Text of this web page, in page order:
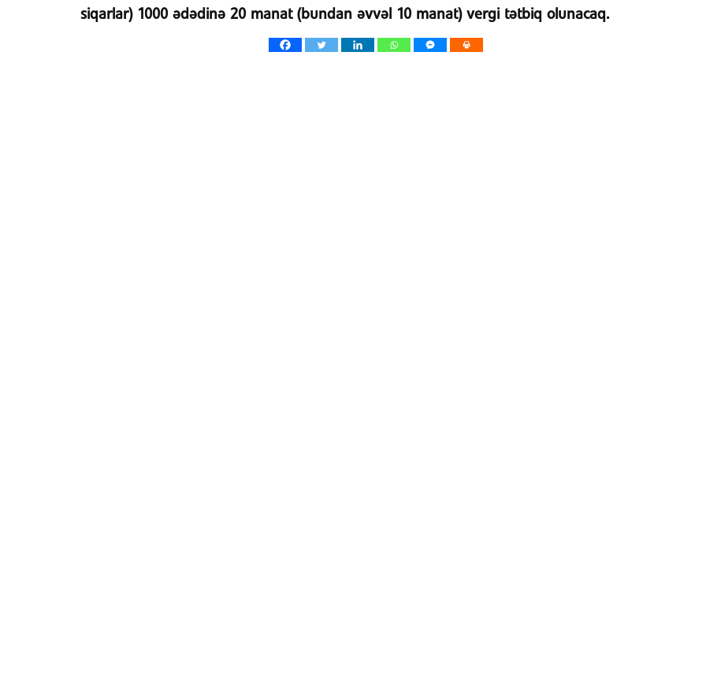
siqarlar) 1000 ədədinə 20 manat (bundan əvvəl 10 manat) vergi tətbiq olunacaq.